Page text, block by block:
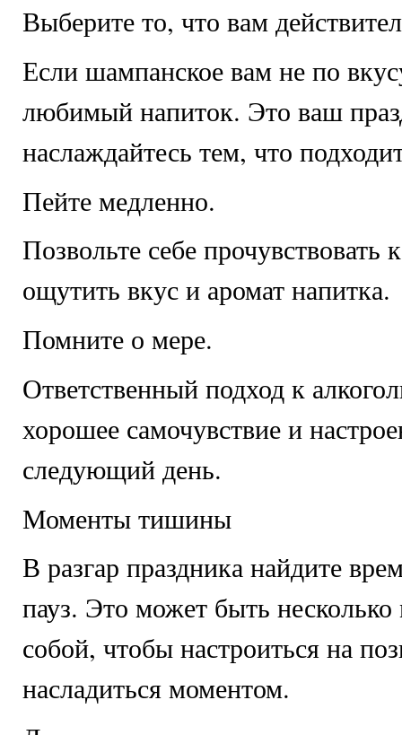
Выберите то, что вам
Если шампанское вам не по
любимый напиток. Это ваш
наслаждайтесь тем, что
Пейте медленно.
Позвольте себе прочувствовать
ощутить вкус и аромат напитка.
Помните о мере.
Ответственный подход к
хорошее самочувствие и
следующий день.
Моменты тишины
В разгар праздника найдите
пауз. Это может быть
собой, чтобы настроиться на
насладиться моментом.